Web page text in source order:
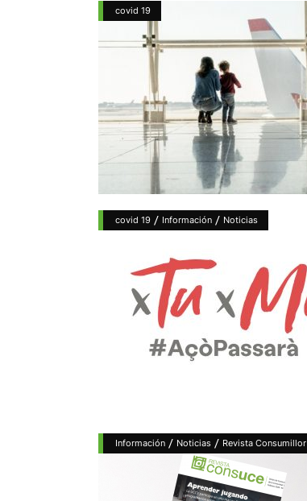
covid 19
covid 19 / Información / Noticias
Información / Noticias / Revista Consumillor